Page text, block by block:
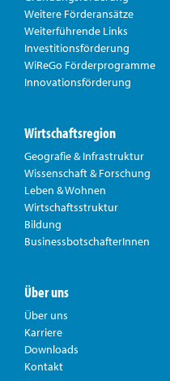
Weitere Förderansätze
Weiterführende Links
Investitionsförderung
WiReGo Förderprogramme
Innovationsförderung
Wirtschaftsregion
Geografie & Infrastruktur
Wissenschaft & Forschung
Leben & Wohnen
Wirtschaftsstruktur
Bildung
BusinessbotschafterInnen
Über uns
Über uns
Karriere
Downloads
Kontakt